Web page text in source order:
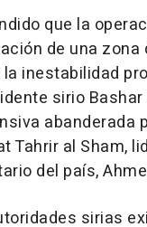
que la
de una zona
inestabilidad
sirio
abanderada
Tahrir al Sham,
del país,
sirias